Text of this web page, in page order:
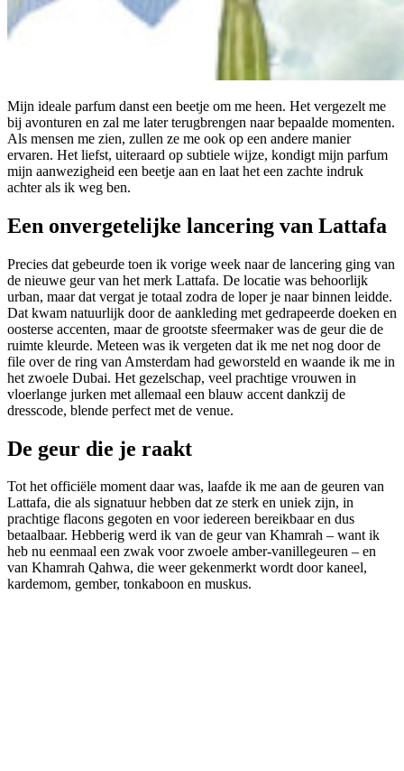
Mijn ideale parfum danst een beetje om me heen. Het vergezelt me
bij avonturen en zal me later terugbrengen naar bepaalde momenten.
Als mensen me zien, zullen ze me ook op een andere manier
ervaren. Het liefst, uiteraard op subtiele wijze, kondigt mijn parfum
mijn aanwezigheid een beetje aan en laat het een zachte indruk
achter als ik weg ben.
Een onvergetelijke lancering van Lattafa
Precies dat gebeurde toen ik vorige week naar de lancering ging van
de nieuwe geur van het merk Lattafa. De locatie was behoorlijk
urban, maar dat vergat je totaal zodra de loper je naar binnen leidde.
Dat kwam natuurlijk door de aankleding met gedrapeerde doeken en
oosterse accenten, maar de grootste sfeermaker was de geur die de
ruimte kleurde. Meteen was ik vergeten dat ik me net nog door de
file over de ring van Amsterdam had geworsteld en waande ik me in
het zwoele Dubai. Het gezelschap, veel prachtige vrouwen in
vloerlange jurken met allemaal een blauw accent dankzij de
dresscode, blende perfect met de venue.
De geur die je raakt
Tot het officiële moment daar was, laafde ik me aan de geuren van
Lattafa, die als signatuur hebben dat ze sterk en uniek zijn, in
prachtige flacons gegoten en voor iedereen bereikbaar en dus
betaalbaar. Hebberig werd ik van de geur van Khamrah – want ik
heb nu eenmaal een zwak voor zwoele amber-vanillegeuren – en
van Khamrah Qahwa, die weer gekenmerkt wordt door kaneel,
kardemom, gember, tonkaboon en muskus.